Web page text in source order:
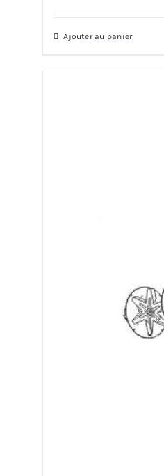
Ajouter au panier